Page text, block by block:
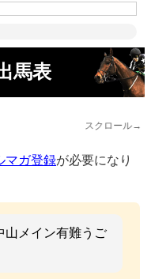
馬表
スクロール→
マガ登録が必要になり
山メイン有難うご